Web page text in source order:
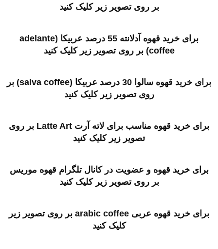
بر روی تصویر زیر کلیک کنید
برای خرید قهوه آدلانته 55 درصد عربیکا (adelante
coffee) بر روی تصویر زیر کلیک کنید
برای خرید قهوه سالوا 30 درصد عربیکا (salva coffee) بر
روی تصویر زیر کلیک کنید
برای خرید قهوه مناسب برای لاته آرت Latte Art بر روی
تصویر زیر کلیک کنید
برای خرید قهوه و عضویت در کانال تلگرام قهوه موریس
بر روی تصویر زیر کلیک کنید
برای خرید قهوه عربی arabic coffee بر روی تصویر زیر
کلیک کنید